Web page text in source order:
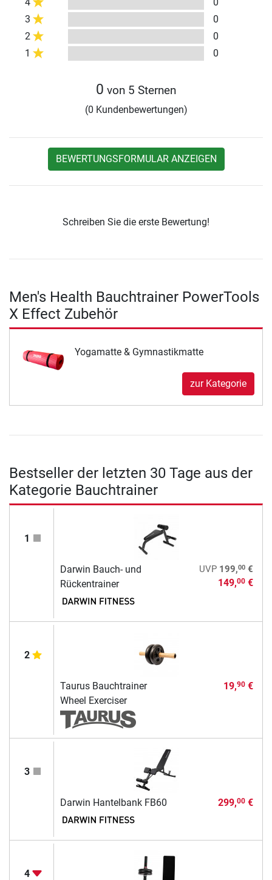
3
0
2
0
1
0
0 von 5 Sternen
(0 Kundenbewertungen)
BEWERTUNGSFORMULAR ANZEIGEN
Schreiben Sie die erste Bewertung!
Men's Health Bauchtrainer PowerTools
X Effect Zubehör
Yogamatte & Gymnastikmatte
zur Kategorie
Bestseller der letzten 30 Tage aus der
Kategorie Bauchtrainer
1
Darwin Bauch- und
Rückentrainer
UVP 199,00€
149,00€
2
Taurus Bauchtrainer
Wheel Exerciser
19,90€
3
Darwin Hantelbank FB60 299,00€
4